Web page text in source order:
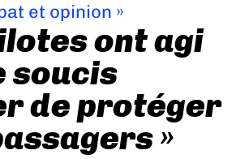
et opinion »
ont agi
soucis
de protéger
»